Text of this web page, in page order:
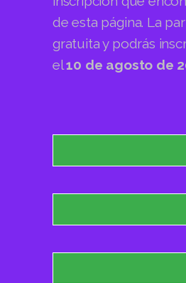
de esta página. La
gratuita y podrás
el10 de agosto de